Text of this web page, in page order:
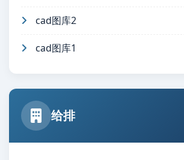
cad图库2
cad图库1
给排